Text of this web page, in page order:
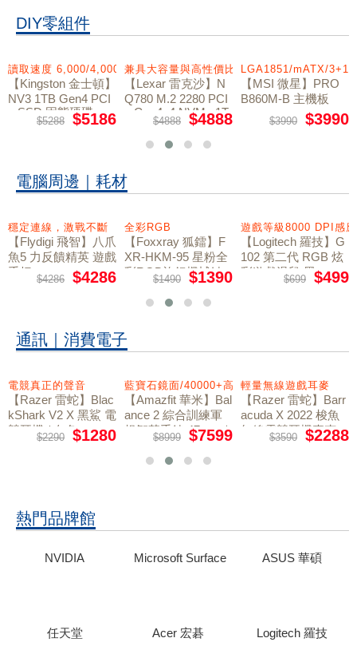
DIY零組件
讀取速度 6,000/4,000MB/s
【Kingston 金士頓】
NV3 1TB Gen4 PCI
e SSD 固態硬碟
$5288 $5186
兼具大容量與高性價比
【Lexar 雷克沙】N
Q780 M.2 2280 PCI
e Gen4x4 NVMe 1T
B 固態硬碟
$4888 $4888
LGA1851/mATX/3+1
【MSI 微星】PRO
B860M-B 主機板
$3990 $3990
電腦周邊｜耗材
業選手共同開發
穩定連線，激戰不斷
【Flydigi 飛智】八爪
魚5 力反饋精英 遊戲
手把
$4286 $4286
全彩RGB
【Foxxray 狐鐳】F
XR-HKM-95 星粉全
彩RGB旋鈕機械鍵
盤-青軸
$1490 $1390
遊戲等級8000 DPI感
【Logitech 羅技】G
102 第二代 RGB 炫
彩遊戲滑鼠 黑
$699 $499
通訊｜消費電子
電競真正的聲音
【Razer 雷蛇】Blac
kShark V2 X 黑鯊 電
競耳機 / 白色
$2290 $1280
藍寶石鏡面/40000+高爾夫球場地圖/45M休閒
【Amazfit 華米】Bal
ance 2 綜合訓練軍
規智慧手錶 47mm｜
$8999 $7599
輕量無線遊戲耳麥
【Razer 雷蛇】Barr
acuda X 2022 梭魚
無線電競耳機麥克
$3590 $2288
熱門品牌館
NVIDIA Microsoft Surface ASUS 華碩
任天堂 Acer 宏碁 Logitech 羅技